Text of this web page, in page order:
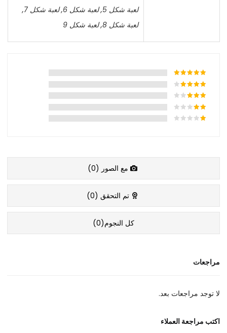
لعبة شكل 5 ,لعبة شكل 6 ,لعبة شكل 7 ,
لعبة شكل 8 ,لعبة شكل 9
مع الصور (0
)
تم التحقق (0
)
كل النجوم(0
)
مراجعات
لا توجد مراجعات بعد.
اكتب مراجعة العملاء